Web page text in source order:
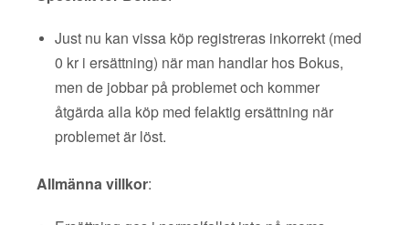
Just nu kan vissa köp registreras inkorrekt (med
0 kr i ersättning) när man handlar hos Bokus,
men de jobbar på problemet och kommer
åtgärda alla köp med felaktig ersättning när
problemet är löst.
Allmänna villkor: